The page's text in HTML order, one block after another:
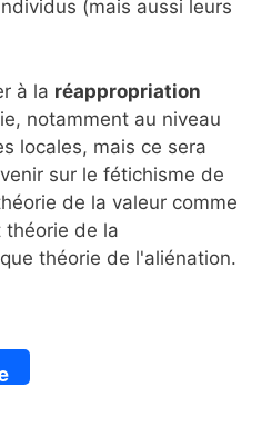
(mais aussi leurs
à la réappropriation
notamment au niveau
locales, mais ce sera
sur le fétichisme de
de la valeur comme
théorie de la
théorie de l'aliénation.